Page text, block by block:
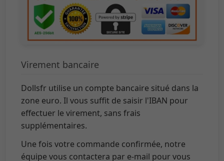
Virement bancaire
Dollsfr utilise un compte bancaire situé dans la
zone euro. Il vous suffit de saisir l'IBAN pour
effectuer le virement, sans frais
supplémentaires.
Une fois votre commande confirmée, notre
équipe vous contactera par e-mail pour vous